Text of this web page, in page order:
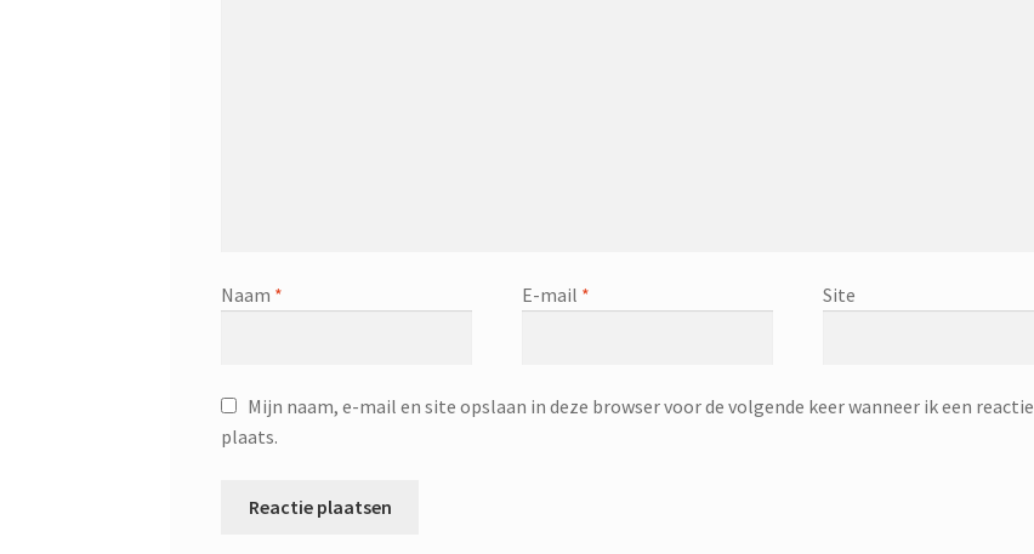
Naam * E-mail * Site
Mijn naam, e-mail en site opslaan in deze browser voor de volgende keer wanneer ik een reactie
plaats.